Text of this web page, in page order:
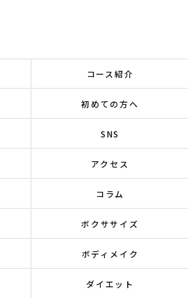
コース紹介
初めての方へ
SNS
アクセス
コラム
ボクササイズ
ボディメイク
ダイエット